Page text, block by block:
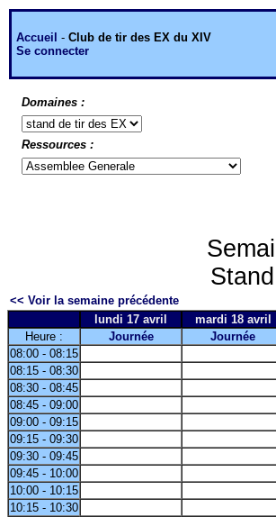
Accueil - Club de tir des EX du XIV
Se connecter
Domaines :
Ressources :
<< Voir la semaine précédente
lundi 17 avril
mardi 18 avril
Heure :
Journée Journée
08:00 - 08:15
08:15 - 08:30
08:30 - 08:45
08:45 - 09:00
09:00 - 09:15
09:15 - 09:30
09:30 - 09:45
09:45 - 10:00
10:00 - 10:15
10:15 - 10:30